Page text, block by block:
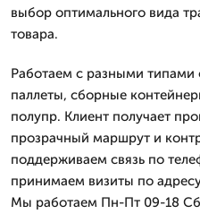
выбор оптимального вида
товара.
Работаем с разными типами
паллеты, сборные
полупр. Клиент получает
прозрачный маршрут и
поддерживаем связь по
принимаем визиты по
Мы работаем Пн-Пт 09-18